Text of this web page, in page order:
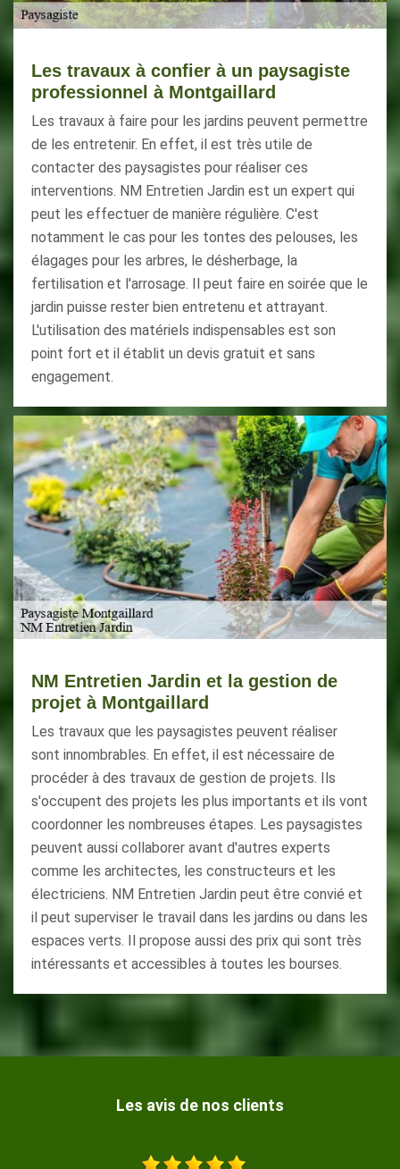
Les travaux à confier à un paysagiste
professionnel à Montgaillard
Les travaux à faire pour les jardins peuvent permettre
de les entretenir. En effet, il est très utile de
contacter des paysagistes pour réaliser ces
interventions. NM Entretien Jardin est un expert qui
peut les effectuer de manière régulière. C'est
notamment le cas pour les tontes des pelouses, les
élagages pour les arbres, le désherbage, la
fertilisation et l'arrosage. Il peut faire en soirée que le
jardin puisse rester bien entretenu et attrayant.
L'utilisation des matériels indispensables est son
point fort et il établit un devis gratuit et sans
engagement.
NM Entretien Jardin et la gestion de
projet à Montgaillard
Les travaux que les paysagistes peuvent réaliser
sont innombrables. En effet, il est nécessaire de
procéder à des travaux de gestion de projets. Ils
s'occupent des projets les plus importants et ils vont
coordonner les nombreuses étapes. Les paysagistes
peuvent aussi collaborer avant d'autres experts
comme les architectes, les constructeurs et les
électriciens. NM Entretien Jardin peut être convié et
il peut superviser le travail dans les jardins ou dans les
espaces verts. Il propose aussi des prix qui sont très
intéressants et accessibles à toutes les bourses.
Les avis de nos clients